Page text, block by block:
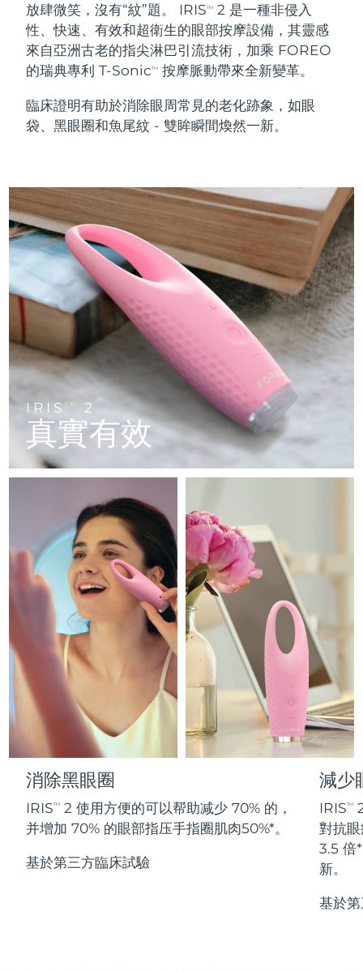
放肆微笑，沒有“紋”題。 IRISTM
2 是一種非侵入
性、快速、有效和超衛生的眼部按摩設備，其靈感
來自亞洲古老的指尖淋巴引流技術，加乘 FOREO
的瑞典專利 T-SonicTM 按摩脈動帶來全新變革。
臨床證明有助於消除眼周常見的老化跡象，如眼
袋、黑眼圈和魚尾紋 - 雙眸瞬間煥然一新。
IRIS TM 2
真實有效
消除黑眼圈
IRISTM
2 使用方便的可以帮助减少 70% 的，
并增加 70% 的眼部指压手指圈肌肉50%*。
基於第三方臨床試驗
減少
IRISTM
對抗
3.5 倍
新。
基於
面部清潔
LUNA™ 4 套裝
Anti-aging massage
LUNA™ 4 Men
For men, anti-aging massage
LUNA™ 4 mini
For young skin, T-zone
LUNA™ 4 go
For travel or gym bag
LUNA™護膚
LUNA™ 設備
All facial cleansing devices
緊致提拉
BEAR™ 2 套裝
Microcurrent toning
BEAR™ 2 eyes & lips
Microcurrent line smoothing device
面部提拉護理
Premium anti-aging skincare
BEAR™ 設備
All premium facelift devices
補水保濕
UFO™ 3 LED
Near-infrared and red light therapy
device
UFO™ 3 mini
Red light therapy device for young skin
UFO™ 3 go
Portable red light therapy
Rejuvenation & hydration
UFO™ 設備
All deep facial hydration devices
口腔護理
issa™ 4 plus
Smart hybrid silicone sonic toothbrush
issa™ 4 smile
Hybrid silicone sonic toothbrush
issa™ 4 baby
For ages 0-3
issa™ Teeth Whitening Set
Dual LED + sonic device & 18% PAP gel
ISSA™ 設備
All silicone sonic toothbrushes
FAQ™ 101
Clinical anti-aging
FAQ™ 102
Advanced clinical anti-aging
FAQ™ P1 Primer
Manuka honey primer
FAQ™護膚品
All FAQ™ skincare
FAQ™產品
All anti-aging treatments
LED 護理
NEW
FAQ™ 201
LED mask
FAQ™ 202
LED mask
FAQ™ 221
Anti-aging LED hand mask
FAQ™護膚品
All FAQ™ skincare
FAQ™產品
All LED treatments
生髮
FAQ™ 301
LED hair strengthening scalp massager
FAQ™ Scalp Serum
Scalp recovery probiotic serum
FAQ™護膚品
All FAQ™ skincare
FAQ™產品
All hair treatments
肌膚年輕化
NEW
FAQ™ 501
Full-Spectrum Red Light Therapy
FAQ™ 502
Full-Spectrum Red Light Therapy
FAQ™ Red Light Serum
FAQ™ skincare
All FAQ™ skincare
FAQ™ products
All toning treatments
保健品
NEW
專業治療
PEACH™ 2 Pro Max
Professional IPL hair removal device
PEACH™ 2
IPL hair removal
PEACH™ 2 go
Travel-friendly IPL hair removal
身體護理
BEAR™ 2 body
Microcurrent body toning
LUNA™ 4 body
Massaging body brush
SUPERCHARGED™ serum
Firming body serum
痘肌護理
ESPADA™ 2 plus
Recurring acne LED therapy
ESPADA™ 2
Acne treatment device
ESPADA™ Blemish Solution
眼部護理
BEAR™ 2 eyes & lips
Microcurrent line smoothing device
IRIS™ 2
Rejuvenating eye massager
毛孔護理
KIWI™ derma
Diamond microdermabrasion .
護發
LUNA™ 4 hair
2-in-1 LED scalp massager
比利時 預計送達日期9/8/26
百慕達 預計送達日期15/8/26
波士尼亞與赫塞哥維納 預計送達日期12/8/26
保加利亞 預計送達日期9/8/26
加拿大 預計送達日期13/8/26
智利 預計送達日期 13/8/26
中國 預計送達日期 9/8/26
哥倫比亞 預計送達日期 13/8/26
克羅埃西亞 預計送達日期 9/8/26
賽普勒斯 預計送達日期
捷克 預計送達日期
愛沙尼亞 預計送達日期
芬蘭 預計送達日期
預計送達日期9/8/26
法屬玻里尼西亞 預計送達日期 13/8/26
德國 預計送達日期 9/8/26
直布羅陀 預計送達日期 13/8/26
希臘 預計送達日期9/8/26
匈牙利 預計送達日期 9/8/26
冰島 10/8/26
7/8/26